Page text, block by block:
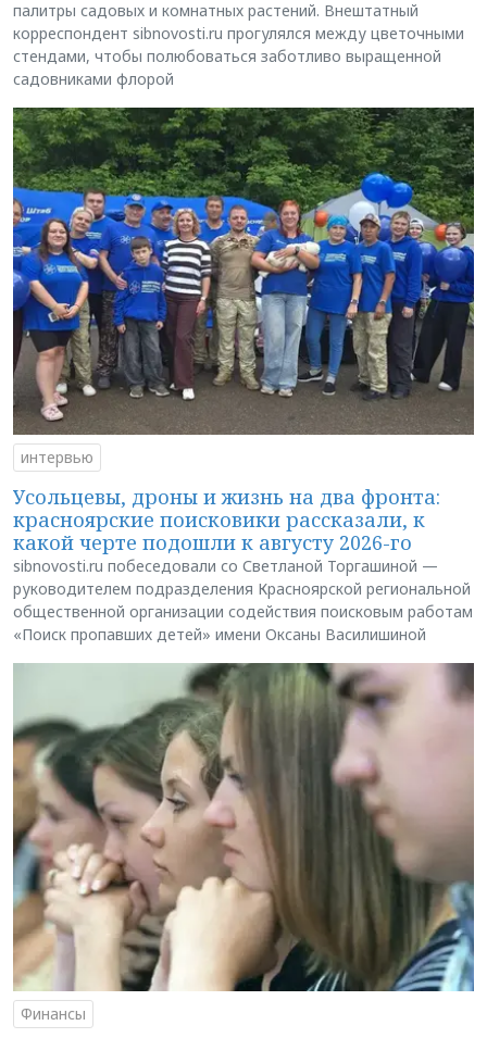
палитры садовых и комнатных растений. Внештатный
корреспондент sibnovosti.ru прогулялся между цветочными
стендами, чтобы полюбоваться заботливо выращенной
садовниками флорой
интервью
Усольцевы, дроны и жизнь на два фронта:
красноярские поисковики рассказали, к
какой черте подошли к августу 2026-го
sibnovosti.ru побеседовали со Светланой Торгашиной —
руководителем подразделения Красноярской региональной
общественной организации содействия поисковым работам
«Поиск пропавших детей» имени Оксаны Василишиной
Финансы